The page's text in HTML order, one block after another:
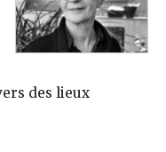
des lieux